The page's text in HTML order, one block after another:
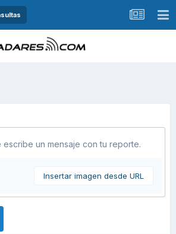
escribe un mensaje con tu reporte.
Insertar imagen desde URL